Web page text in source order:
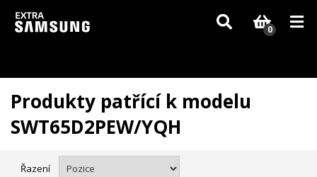
Vzhledem k aktuální situaci se může dodání dílů, které nejsou skladem,
zpozdit. Děkujeme za pochopení.
0
Produkty patřící k modelu
SWT65D2PEW/YQH
Řazení